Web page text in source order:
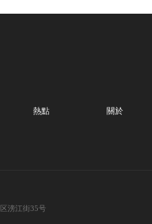
熱點 關於
滂江街35号